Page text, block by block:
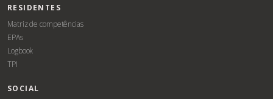
RESIDENTES
Matriz de competências
EPAs
Logbook
TPI
SOCIAL